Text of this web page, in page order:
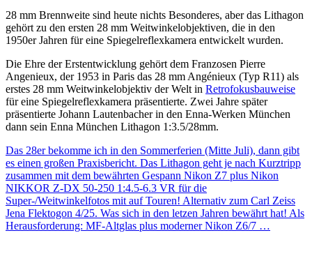
28 mm Brennweite sind heute nichts Besonderes, aber das Lithagon
gehört zu den ersten 28 mm Weitwinkelobjektiven, die in den
1950er Jahren für eine Spiegelreflexkamera entwickelt wurden.
Die Ehre der Erstentwicklung gehört dem Franzosen Pierre
Angenieux, der 1953 in Paris das 28 mm Angénieux (Typ R11) als
erstes 28 mm Weitwinkelobjektiv der Welt in Retrofokusbauweise
für eine Spiegelreflexkamera präsentierte. Zwei Jahre später
präsentierte Johann Lautenbacher in den Enna-Werken München
dann sein Enna München Lithagon 1:3.5/28mm.
Das 28er bekomme ich in den Sommerferien (Mitte Juli), dann gibt
es einen großen Praxisbericht. Das Lithagon geht je nach Kurztripp
zusammen mit dem bewährten Gespann Nikon Z7 plus Nikon
NIKKOR Z-DX 50-250 1:4.5-6.3 VR für die
Super-/Weitwinkelfotos mit auf Touren! Alternativ zum Carl Zeiss
Jena Flektogon 4/25. Was sich in den letzen Jahren bewährt hat! Als
Herausforderung: MF-Altglas plus moderner Nikon Z6/7 …